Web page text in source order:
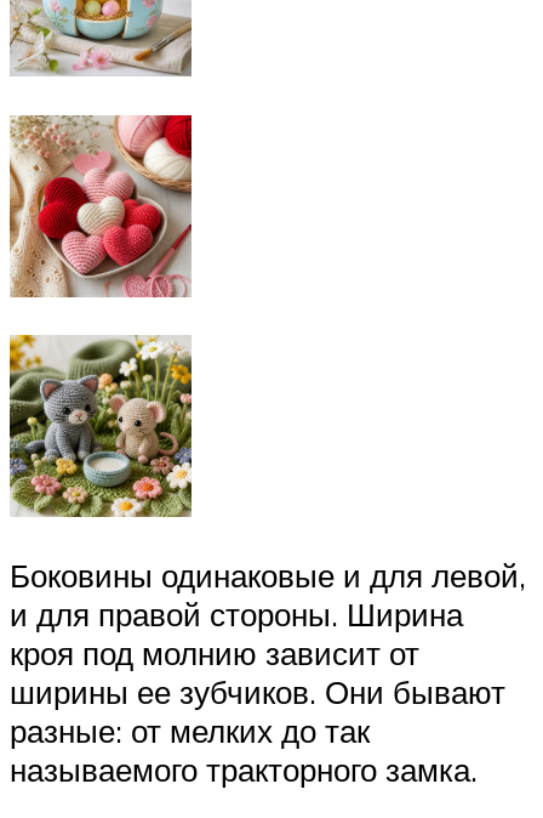
Боковины одинаковые и для левой,
и для правой стороны. Ширина
кроя под молнию зависит от
ширины ее зубчиков. Они бывают
разные: от мелких до так
называемого тракторного замка.